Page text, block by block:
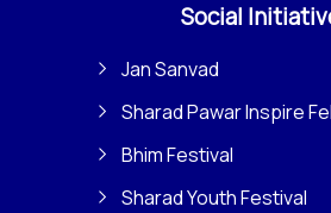
Social
Jan Sanvad
Sharad Pawar Inspire
Bhim Festival
Sharad Youth Festival